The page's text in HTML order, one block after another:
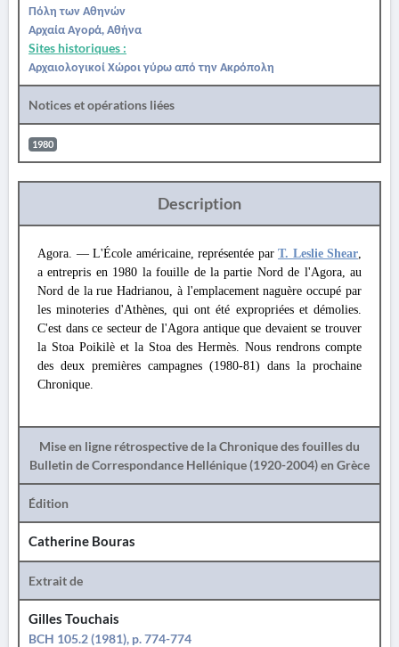
Πόλη των Αθηνών
Αρχαία Αγορά, Αθήνα
Sites historiques :
Αρχαιολογικοί Χώροι γύρω από την Ακρόπολη
Notices et opérations liées
1980
Description
Agora. — L'École américaine, représentée par T. Leslie Shear,
a entrepris en 1980 la fouille de la partie Nord de l'Agora, au
Nord de la rue Hadrianou, à l'emplacement naguère occupé par
les minoteries d'Athènes, qui ont été expropriées et démolies.
C'est dans ce secteur de l'Agora antique que devaient se trouver
la Stoa Poikilè et la Stoa des Hermès. Nous rendrons compte
des deux premières campagnes (1980-81) dans la prochaine
Chronique.
Mise en ligne rétrospective de la Chronique des fouilles du
Bulletin de Correspondance Hellénique (1920-2004) en Grèce
Édition
Catherine Bouras
Extrait de
Gilles Touchais
BCH 105.2 (1981), p. 774-774